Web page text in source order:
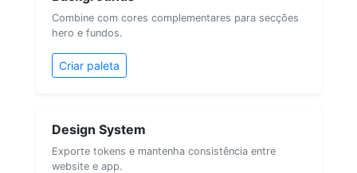
Combine com cores complementares para secções
hero e fundos.
Criar paleta
Design System
Exporte tokens e mantenha consistência entre
website e app.